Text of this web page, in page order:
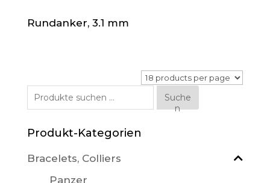
Rundanker, 3.1 mm
Suche
nach:
Suche
n
Produkt-Kategorien
Bracelets, Colliers
Panzer